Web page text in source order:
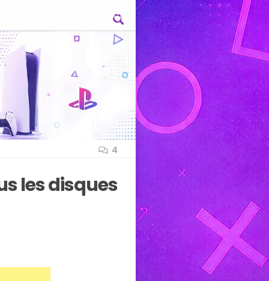
4
les disques